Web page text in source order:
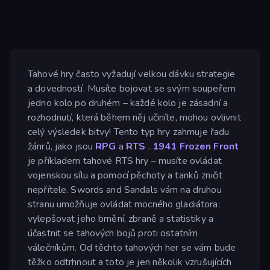
Tahové hry často vyžadují velkou dávku strategie
a dovedností. Musíte bojovat se svým soupeřem
jedno kolo po druhém – každé kolo je zásadní a
rozhodnutí, která během něj učiníte, mohou ovlivnit
celý výsledek bitvy! Tento typ hry zahrnuje řadu
žánrů, jako jsou RPG a RTS . 1941 Frozen Front
je příkladem tahové RTS hry – musíte ovládat
vojenskou sílu a pomocí pěchoty a tanků zničit
nepřítele. Swords and Sandals vám na druhou
stranu umožňuje ovládat mocného gladiátora:
vylepšovat jeho brnění, zbraně a statistiky a
účastnit se tahových bojů proti ostatním
válečníkům. Od těchto tahových her se vám bude
těžko odtrhnout a toto je jen několik vzrušujících